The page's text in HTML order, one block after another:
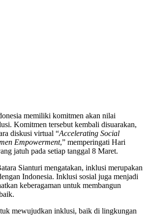
memiliki komitmen akan nilai
Komitmen tersebut kembali disuarakan,
diskusi virtual “Accelerating Social
Empowerment,” memperingati Hari
jatuh pada setiap tanggal 8 Maret.
Sianturi mengatakan, inklusi merupakan
Indonesia. Inklusi sosial juga menjadi
keberagaman untuk membangun
mewujudkan inklusi, baik di lingkungan